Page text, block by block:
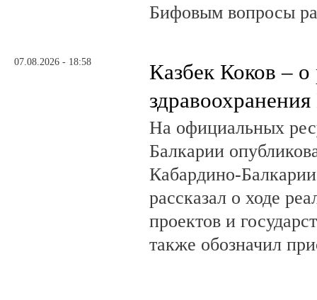
Бифовым вопросы
07.08.2026 - 18:58
Казбек Коков – о
На официальных
Балкарии
Кабардино-
рассказал о ходе
проектов и
также обозначил